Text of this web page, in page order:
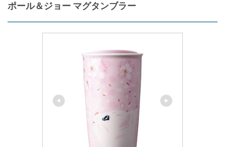
ポール＆ジョー マグタンブラー